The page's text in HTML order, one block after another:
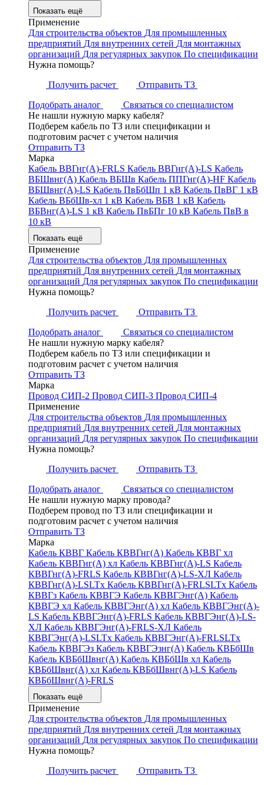
Показать ещё
Применение
Для строительства объектов Для промышленных
предприятий Для внутренних сетей Для монтажных
организаций Для регулярных закупок По спецификации
Нужна помощь?
Получить расчет
Отправить ТЗ
Подобрать аналог
Связаться со специалистом
Не нашли нужную марку кабеля?
Подберем кабель по ТЗ или спецификации и
подготовим расчет с учетом наличия
Отправить ТЗ
Марка
Кабель ВВГнг(А)-FRLS Кабель ВВГнг(А)-LS Кабель
ВБШвнг(А) Кабель ВБШв Кабель ППГнг(А)-HF Кабель
ВБШвнг(А)-LS Кабель ПвБбШп 1 кВ Кабель ПвВГ 1 кВ
Кабель ВБбШв-хл 1 кВ Кабель ВБВ 1 кВ Кабель
ВБВнг(А)-LS 1 кВ Кабель ПвБПг 10 кВ Кабель ПвВ в
10 кВ
Показать ещё
Применение
Для строительства объектов Для промышленных
предприятий Для внутренних сетей Для монтажных
организаций Для регулярных закупок По спецификации
Нужна помощь?
Получить расчет
Отправить ТЗ
Подобрать аналог
Связаться со специалистом
Не нашли нужную марку кабеля?
Подберем кабель по ТЗ или спецификации и
подготовим расчет с учетом наличия
Отправить ТЗ
Марка
Провод СИП-2 Провод СИП-3 Провод СИП-4
Применение
Для строительства объектов Для промышленных
предприятий Для внутренних сетей Для монтажных
организаций Для регулярных закупок По спецификации
Нужна помощь?
Получить расчет
Отправить ТЗ
Подобрать аналог
Связаться со специалистом
Не нашли нужную марку провода?
Подберем провод по ТЗ или спецификации и
подготовим расчет с учетом наличия
Отправить ТЗ
Марка
Кабель КВВГ Кабель КВВГнг(А) Кабель КВВГ хл
Кабель КВВГнг(А) хл Кабель КВВГнг(А)-LS Кабель
КВВГнг(А)-FRLS Кабель КВВГнг(А)-LS-ХЛ Кабель
КВВГнг(А)-LSLTx Кабель КВВГнг(А)-FRLSLTx Кабель
КВВГз Кабель КВВГЭ Кабель КВВГЭнг(А) Кабель
КВВГЭ хл Кабель КВВГЭнг(А) хл Кабель КВВГЭнг(А)-
LS Кабель КВВГЭнг(А)-FRLS Кабель КВВГЭнг(А)-LS-
ХЛ Кабель КВВГЭнг(А)-FRLS-ХЛ Кабель
КВВГЭнг(А)-LSLTx Кабель КВВГЭнг(А)-FRLSLTx
Кабель КВВГЭз Кабель КВВГЭзнг(А) Кабель КВБбШв
Кабель КВБбШвнг(А) Кабель КВБбШв хл Кабель
КВБбШвнг(А) хл Кабель КВБбШвнг(А)-LS Кабель
КВБбШвнг(А)-FRLS
Показать ещё
Применение
Для строительства объектов Для промышленных
предприятий Для внутренних сетей Для монтажных
организаций Для регулярных закупок По спецификации
Нужна помощь?
Получить расчет
Отправить ТЗ